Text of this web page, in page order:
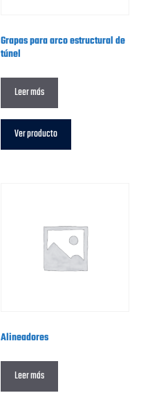
Grapas para arco estructural de
túnel
Leer más
Ver producto
Alineadores
Leer más